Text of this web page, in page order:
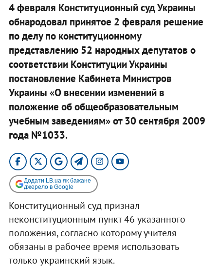
4 февраля Конституционный суд Украины
обнародовал принятое 2 февраля решение
по делу по конституционному
представлению 52 народных депутатов о
соответствии Конституции Украины
постановление Кабинета Министров
Украины «О внесении изменений в
положение об общеобразовательным
учебным заведениям» от 30 сентября 2009
года №1033.
Додати LB.ua як бажане
джерело в Google
Конституционный суд признал
неконституционным пункт 46 указанного
положения, согласно которому учителя
обязаны в рабочее время использовать
только украинский язык.